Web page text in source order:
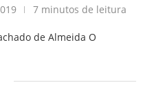
7 minutos de leitura
de Almeida O